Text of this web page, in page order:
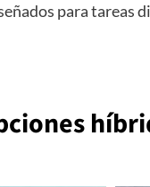
para tareas